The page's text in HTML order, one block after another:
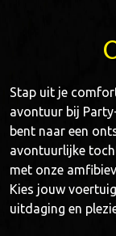
Stap uit je
avontuur bij
bent naar een
avontuurlijke
met onze
Kies jouw
uitdaging en